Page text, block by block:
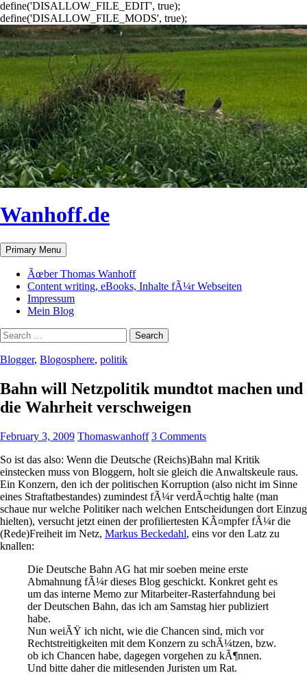
define('DISALLOW_FILE_EDIT', true);
define('DISALLOW_FILE_MODS', true);
Wanhoff.de
Search
Primary Menu Skip
to
content
Ãœber Thomas Wanhoff
Content writing, eBooks, Inhalte fÃ¼r Webseiten
Impressum
Mein Blog
Search
for:
Blogger, Blogosphere, politik
Bahn will Netzpolitik mundtot machen und
die Wahrheit verschweigen
February 3, 2009 Thomaswanhoff 3 Comments
So ist das also: Wenn die Deutsche (Reichs)Bahn mal Kritik
einstecken muss von Bloggern, holt sie gleich die Anwaltskeule raus.
Ein Konzern, den ich der politischen Korruption (also nicht im Sinne
eines Straftatbestandes) zumindest fÃ¼r verdÃ¤chtig halte (man
schaue nur welche Politiker nach welchen Entscheidungen dort Einzug
hielten), versucht jetzt einen der profiliertesten KÃ¤mpfer fÃ¼r die
(Rede)Freiheit im Netz, Markus Beckedahl, eins vor den Latz zu
knallen:
Die Deutsche Bahn AG hat mir soeben meine erste
Abmahnung fÃ¼r dieses Blog geschickt. Konkret geht es
um das interne Memo zur Mitarbeiter-Rasterfahndung bei
der Deutschen Bahn, das ich am Samstag hier publiziert
habe.
Nun weiÃŸ ich nicht, wie die Chancen sind, mich vor
Rechtstreitigkeiten mit dem Konzern zu schÃ¼tzen, bzw.
ob ich Chancen habe, dagegen vorgehen zu kÃ¶nnen.
Und bitte daher die mitlesenden Juristen um Rat.